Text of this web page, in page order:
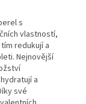
s
vlastností,
redukují a
Nejnovější
a
své